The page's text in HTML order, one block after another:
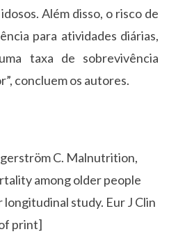
Além disso, o risco de
para atividades diárias,
taxa de sobrevivência
concluem os autores.
C. Malnutrition,
among older people
study. Eur J Clin
print]